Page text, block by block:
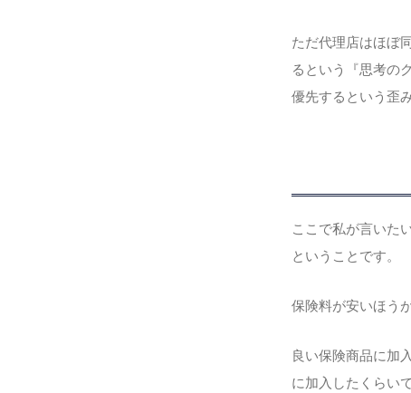
ただ代理店はほぼ
るという『思考の
優先するという歪
ここで私が言いた
ということです。
保険料が安いほう
良い保険商品に加
に加入したくらい